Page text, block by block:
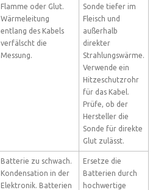
Flamme oder Glut.
Wärmeleitung
entlang des Kabels
verfälscht die
Messung.
Sonde tiefer im
Fleisch und
außerhalb
direkter
Strahlungswärme.
Verwende ein
Hitzeschutzrohr
für das Kabel.
Prüfe, ob der
Hersteller die
Sonde für direkte
Glut zulässt.
Batterie zu schwach.
Kondensation in der
Elektronik. Batterien
Ersetze die
Batterien durch
hochwertige